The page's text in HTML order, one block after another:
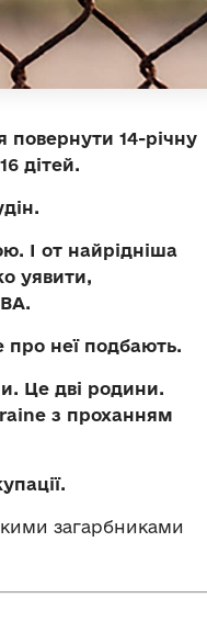
14-річну
дітей.
І от найрідніша
уявити,
про неї подбають.
Це дві родини.
з проханням
загарбниками